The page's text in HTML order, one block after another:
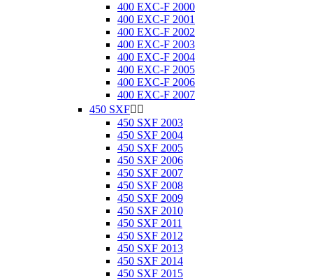
400 EXC-F 2000
400 EXC-F 2001
400 EXC-F 2002
400 EXC-F 2003
400 EXC-F 2004
400 EXC-F 2005
400 EXC-F 2006
400 EXC-F 2007
450 SXF 
450 SXF 2003
450 SXF 2004
450 SXF 2005
450 SXF 2006
450 SXF 2007
450 SXF 2008
450 SXF 2009
450 SXF 2010
450 SXF 2011
450 SXF 2012
450 SXF 2013
450 SXF 2014
450 SXF 2015